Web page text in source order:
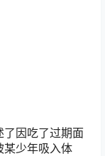
了因吃了过期面
某少年吸入体